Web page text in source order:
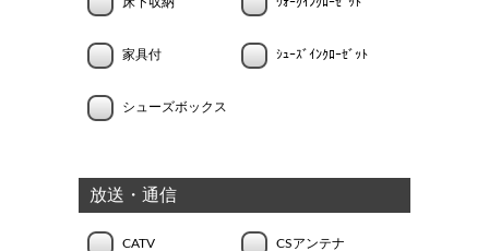
家具付 ｼｭｰｽﾞｲﾝｸﾛｰｾﾞｯﾄ
シューズボックス
放送・通信
CATV CSアンテナ